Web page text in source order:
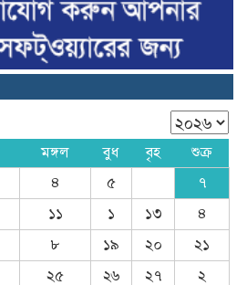
মঙ্গল বুধ বৃহ
শুক্র
৪ ৫
৭
১১ ১ ১৩
৪
৮ ১৯ ২০
২১
২৫ ২৬ ২৭ ২